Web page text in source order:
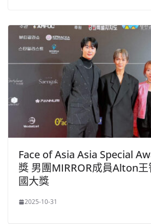
Face of Asia Asia Special
獎 男團MIRROR成員Alton
國大獎
2025-10-31